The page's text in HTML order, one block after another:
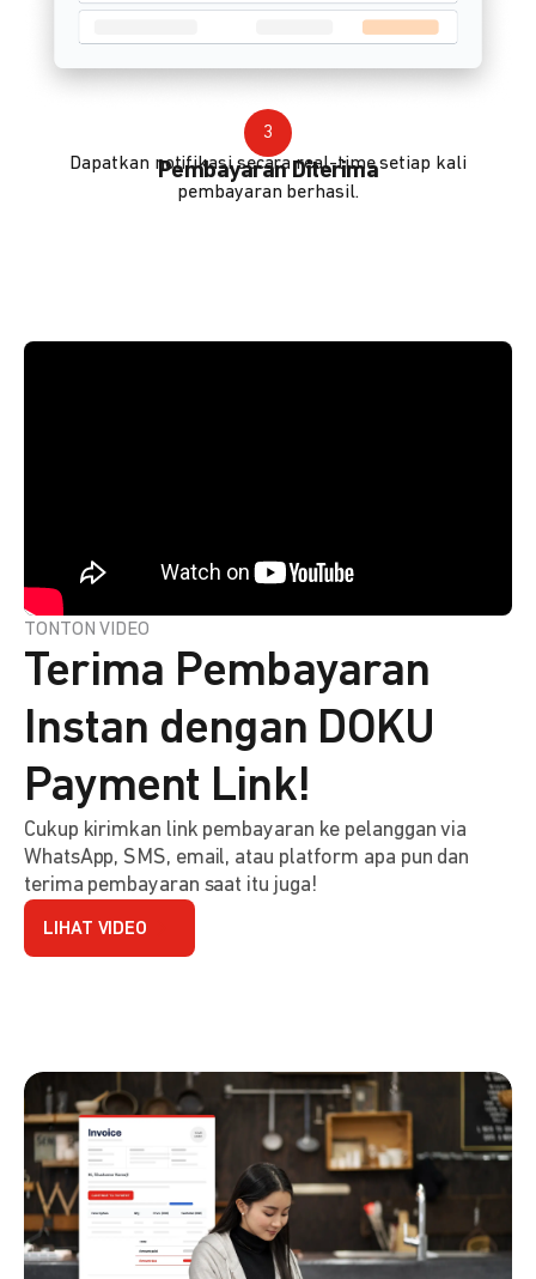
3
Pembayaran Diterima
Dapatkan notifikasi secara real-time setiap kali
pembayaran berhasil.
TONTON VIDEO
Terima Pembayaran
Instan dengan DOKU
Payment Link!
Cukup kirimkan link pembayaran ke pelanggan via
WhatsApp, SMS, email, atau platform apa pun dan
terima pembayaran saat itu juga!
LIHAT VIDEO